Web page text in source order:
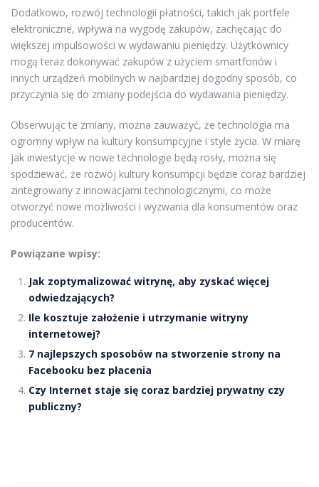
Dodatkowo, rozwój technologii płatności, takich jak portfele
elektroniczne, wpływa na wygodę zakupów, zachęcając do
większej impulsowości w wydawaniu pieniędzy. Użytkownicy
mogą teraz dokonywać zakupów z użyciem smartfonów i
innych urządzeń mobilnych w najbardziej dogodny sposób, co
przyczynia się do zmiany podejścia do wydawania pieniędzy.
Obserwując te zmiany, można zauważyć, że technologia ma
ogromny wpływ na kultury konsumpcyjne i style życia. W miarę
jak inwestycje w nowe technologie będą rosły, można się
spodziewać, że rozwój kultury konsumpcji będzie coraz bardziej
zintegrowany z innowacjami technologicznymi, co może
otworzyć nowe możliwości i wyzwania dla konsumentów oraz
producentów.
Powiązane wpisy:
Jak zoptymalizować witrynę, aby zyskać więcej
odwiedzających?
Ile kosztuje założenie i utrzymanie witryny
internetowej?
7 najlepszych sposobów na stworzenie strony na
Facebooku bez płacenia
Czy Internet staje się coraz bardziej prywatny czy
publiczny?